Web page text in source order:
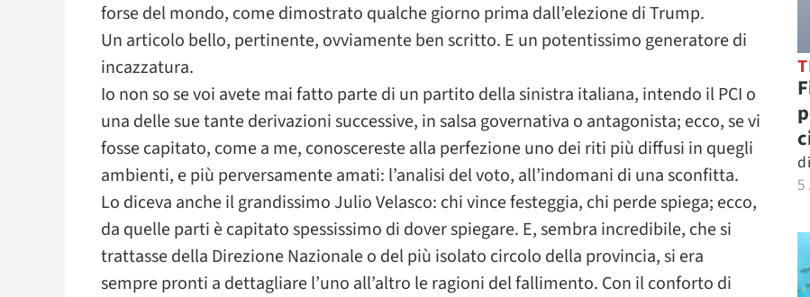
forse del mondo, come dimostrato qualche giorno prima dall’elezione di Trump.
Un articolo bello, pertinente, ovviamente ben scritto. E un potentissimo generatore di
incazzatura.
Io non so se voi avete mai fatto parte di un partito della sinistra italiana, intendo il PCI o
una delle sue tante derivazioni successive, in salsa governativa o antagonista; ecco, se vi
fosse capitato, come a me, conoscereste alla perfezione uno dei riti più diffusi in quegli
ambienti, e più perversamente amati: l’analisi del voto, all’indomani di una sconfitta.
Lo diceva anche il grandissimo Julio Velasco: chi vince festeggia, chi perde spiega; ecco,
da quelle parti è capitato spessissimo di dover spiegare. E, sembra incredibile, che si
trattasse della Direzione Nazionale o del più isolato circolo della provincia, si era
sempre pronti a dettagliare l’uno all’altro le ragioni del fallimento. Con il conforto di
di
5